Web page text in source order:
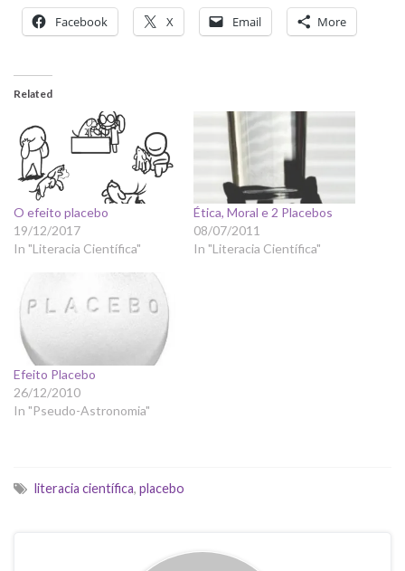
Facebook X Email More
Related
O efeito placebo
19/12/2017
In "Literacia Científica"
Ética, Moral e 2 Placebos
08/07/2011
In "Literacia Científica"
Efeito Placebo
26/12/2010
In "Pseudo-Astronomia"
literacia científica, placebo